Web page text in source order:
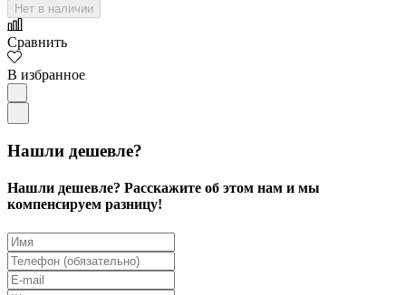
Нет в наличии
Сравнить
В избранное
Нашли дешевле?
Нашли дешевле? Расскажите об этом нам и мы
компенсируем разницу!